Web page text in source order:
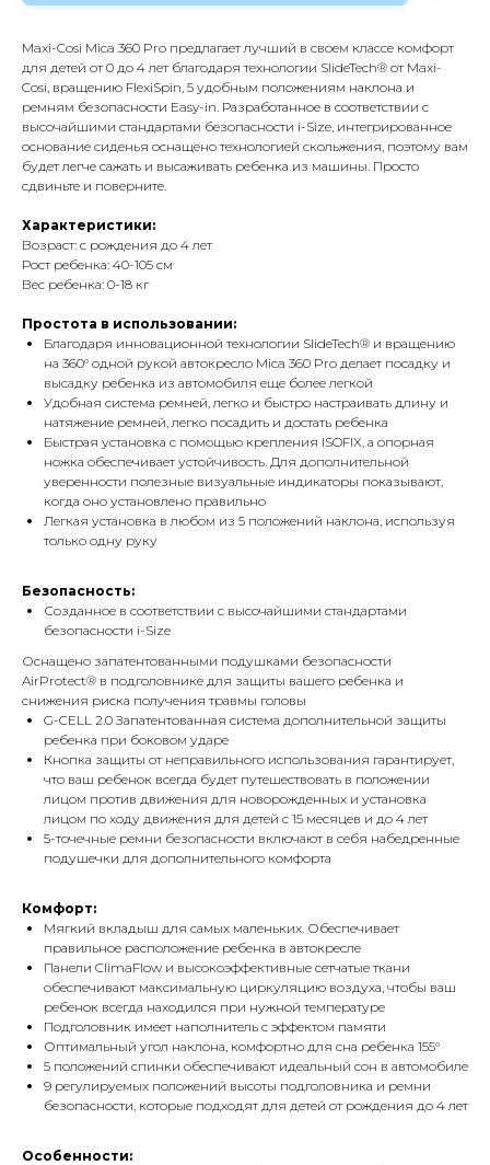
Maxi-Cosi Mica 360 Pro предлагает лучший в своем классе комфорт
для детей от 0 до 4 лет благодаря технологии SlideTech® от Maxi-
Cosi, вращению FlexiSpin, 5 удобным положениям наклона и
ремням безопасности Easy-in. Разработанное в соответствии с
высочайшими стандартами безопасности i-Size, интегрированное
основание сиденья оснащено технологией скольжения, поэтому вам
будет легче сажать и высаживать ребенка из машины. Просто
сдвиньте и поверните.
Характеристики:
Возраст: с рождения до 4 лет
Рост ребенка: 40-105 см
Вес ребенка: 0-18 кг
Простота в использовании:
Благодаря инновационной технологии SlideTech® и вращению
на 360° одной рукой автокресло Mica 360 Pro делает посадку и
высадку ребенка из автомобиля еще более легкой
Удобная система ремней, легко и быстро настраивать длину и
натяжение ремней, легко посадить и достать ребенка
Быстрая установка с помощью крепления ISOFIX, а опорная
ножка обеспечивает устойчивость. Для дополнительной
уверенности полезные визуальные индикаторы показывают,
когда оно установлено правильно
Легкая установка в любом из 5 положений наклона, используя
только одну руку
Безопасность:
Созданное в соответствии с высочайшими стандартами
безопасности i-Size
Оснащено запатентованными подушками безопасности
AirProtect® в подголовнике для защиты вашего ребенка и
снижения риска получения травмы головы
G-CELL 2.0 Запатентованная система дополнительной защиты
ребенка при боковом ударе
Кнопка защиты от неправильного использования гарантирует,
что ваш ребенок всегда будет путешествовать в положении
лицом против движения для новорожденных и установка
лицом по ходу движения для детей с 15 месяцев и до 4 лет
5-точечные ремни безопасности включают в себя набедренные
подушечки для дополнительного комфорта
Комфорт:
Мягкий вкладыш для самых маленьких. Обеспечивает
правильное расположение ребенка в автокресле
Панели ClimaFlow и высокоэффективные сетчатые ткани
обеспечивают максимальную циркуляцию воздуха, чтобы ваш
ребенок всегда находился при нужной температуре
Подголовник имеет наполнитель с эффектом памяти
Оптимальный угол наклона, комфортно для сна ребенка 155°
5 положений спинки обеспечивают идеальный сон в автомобиле
9 регулируемых положений высоты подголовника и ремни
безопасности, которые подходят для детей от рождения до 4 лет
Особенности: